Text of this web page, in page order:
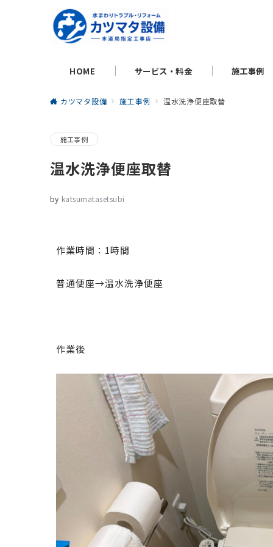
HOME サービス・料金 施工事例
カツマタ設備 施工事例 温水洗浄便座取替
施工事例
温水洗浄便座取替
by katsumatasetsubi
作業時間：1時間
普通便座→温水洗浄便座
作業後